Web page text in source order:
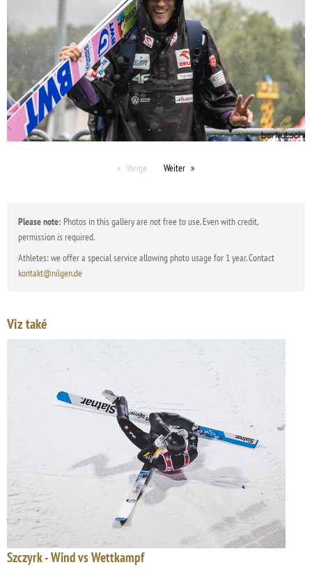
Vorige Weiter
Please note: Photos in this gallery are not free to use. Even with credit,
permission is required.
Athletes: we offer a special service allowing photo usage for 1 year. Contact
kontakt@nilgen.de
Viz také
Szczyrk - Wind vs Wettkampf